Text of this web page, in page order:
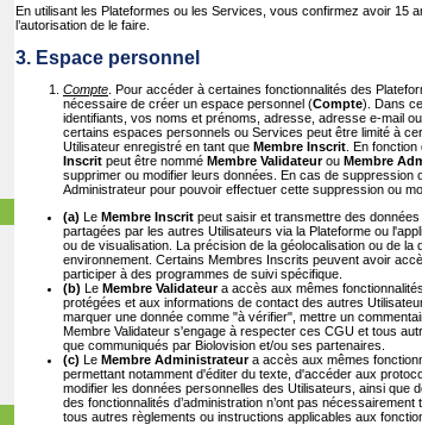
En utilisant les Plateformes ou les Services, vous confirmez avoir 15
l’autorisation de le faire.
3. Espace personnel
Compte . Pour accéder à certaines fonctionnalités des
nécessaire de créer un espace personnel (Compte). Dans
identifiants, vos noms et prénoms, adresse, adresse e-mail
certains espaces personnels ou Services peut être limité à
Utilisateur enregistré en tant que Membre Inscrit . En
Inscrit peut être nommé Membre Validateurou Membre
supprimer ou modifier leurs données. En cas de suppression
Administrateur pour pouvoir effectuer cette suppression ou
(a) Le Membre Inscrit peut saisir et transmettre des
partagées par les autres Utilisateurs via la Plateforme ou
ou de visualisation. La précision de la géolocalisation ou de
environnement. Certains Membres Inscrits peuvent avoir
participer à des programmes de suivi spécifique.
(b) Le Membre Validateura accès aux mêmes
protégées et aux informations de contact des autres
marquer une donnée comme "à vérifier", mettre un
Membre Validateur s'engage à respecter ces CGU et tous
que communiqués par Biolovision et/ou ses partenaires.
(c) Le Membre Administrateura accès aux mêmes
permettant notamment d'éditer du texte, d'accéder aux
modifier les données personnelles des Utilisateurs, ainsi que
des fonctionnalités d’administration n’ont pas
tous autres règlements ou instructions applicables aux